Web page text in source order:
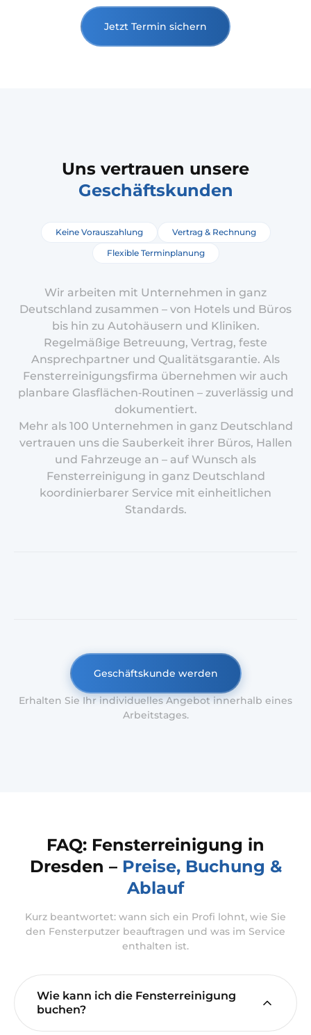
Jetzt Termin sichern
Uns vertrauen unsere
Geschäftskunden
Keine Vorauszahlung
Vertrag & Rechnung
Flexible Terminplanung
Wir arbeiten mit Unternehmen in ganz
Deutschland zusammen – von Hotels und Büros
bis hin zu Autohäusern und Kliniken.
Regelmäßige Betreuung, Vertrag, feste
Ansprechpartner und Qualitätsgarantie. Als
Fensterreinigungsfirma übernehmen wir auch
planbare Glasflächen‑Routinen – zuverlässig und
dokumentiert.
Mehr als 100 Unternehmen in ganz Deutschland
vertrauen uns die Sauberkeit ihrer Büros, Hallen
und Fahrzeuge an – auf Wunsch als
Fensterreinigung in ganz Deutschland
koordinierbarer Service mit einheitlichen
Standards.
Geschäftskunde werden
Erhalten Sie Ihr individuelles Angebot innerhalb eines
Arbeitstages.
FAQ: Fensterreinigung in
Dresden – Preise, Buchung &
Ablauf
Kurz beantwortet: wann sich ein Profi lohnt, wie Sie
den Fensterputzer beauftragen und was im Service
enthalten ist.
Wie kann ich die Fensterreinigung
buchen?